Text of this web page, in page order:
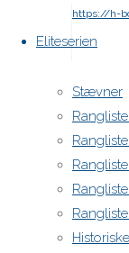
Eliteserien
Stævner
https://h-